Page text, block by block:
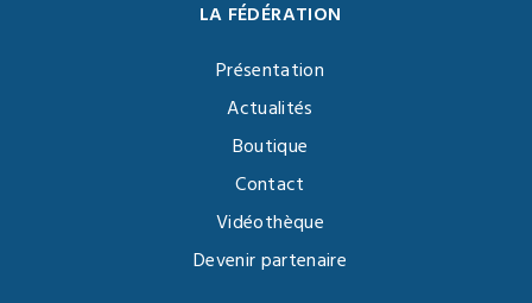
LA FÉDÉRATION
Présentation
Actualités
Boutique
Contact
Vidéothèque
Devenir partenaire